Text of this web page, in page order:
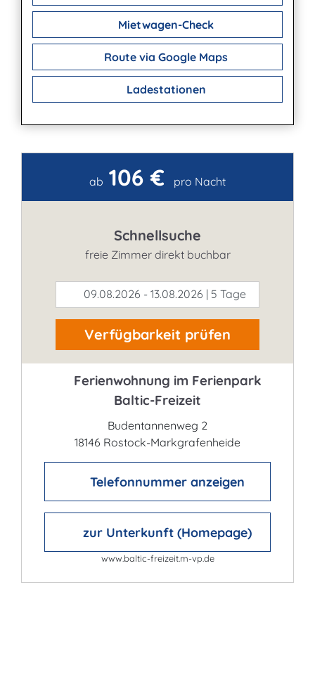
Mietwagen-Check
Route via Google Maps
Ladestationen
Kontakt
ab 106 € pro Nacht
Schnellsuche
freie Zimmer direkt buchbar
09.08.2026 - 13.08.2026 | 5 Tage
Verfügbarkeit prüfen
Ferienwohnung im Ferienpark
Baltic-Freizeit
Budentannenweg 2
18146 Rostock-Markgrafenheide
Telefonnummer anzeigen
zur Unterkunft (Homepage)
www.baltic-freizeit.m-vp.de